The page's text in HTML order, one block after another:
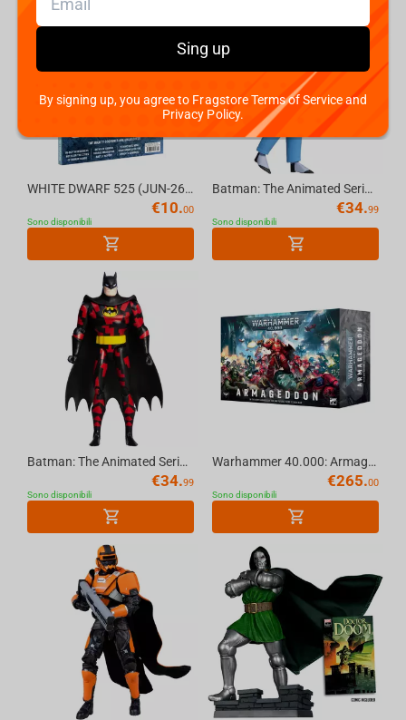
WHITE DWARF 525 (JUN-26) (ENGLISH) Official Warhammer Magazine
€10.00
Sono disponibili
Batman: The Animated Series The Joker 6in Build-A Figure McFarlane Toys (BLUE SUIT) (...
€34.99
Sono disponibili
Batman: The Animated Series Batman (with Alternate Expressions) 6in Build-A Figure Mc...
€34.99
Sono disponibili
Warhammer 40.000: Armageddon (English) – Launch Box 11 Edition
€265.00
Sono disponibili
Sing up
By signing up, you agree to Fragstore Terms of Service and
Privacy Policy.